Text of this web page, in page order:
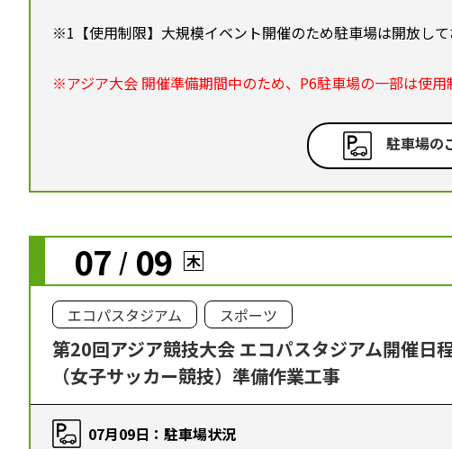
※1【使用制限】大規模イベント開催のため駐車場は開放して
※アジア大会 開催準備期間中のため、P6駐車場の一部は使用
駐車場の
07 / 09 木
エコパスタジアム スポーツ
第20回アジア競技大会 エコパスタジアム開催日
（女子サッカー競技）準備作業工事
07月09日：駐車場状況